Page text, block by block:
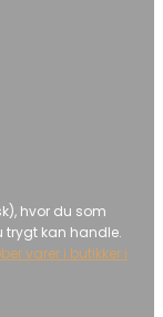
hvor du som
trygt kan handle.
varer i butikker i